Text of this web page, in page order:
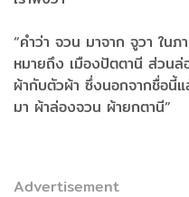
“คำว่า จวน มาจาก จูวา ใน
หมายถึง เมืองปัตตานี ส่วนล่
ผ้ากับตัวผ้า ซึ่งนอกจากชื่อนี้
มา ผ้าล่องจวน ผ้ายกตานี”
Advertisement